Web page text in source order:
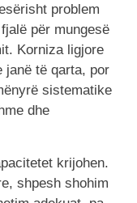
problem
për mungesë
Korniza ligjore
janë të qarta, por
sistematike
dhe
krijohen.
shpesh shohim